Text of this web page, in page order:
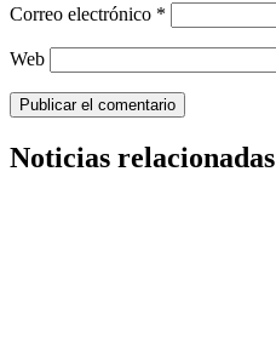
Correo electrónico *
Web
Noticias relacionadas